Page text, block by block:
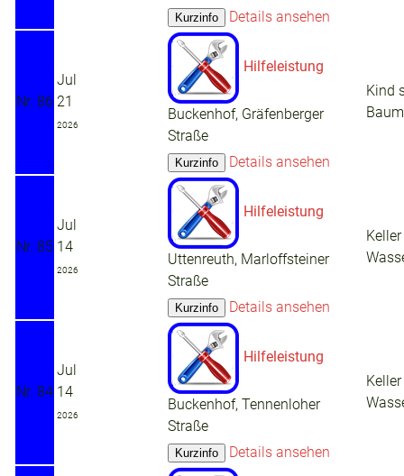
Details ansehen
Nr. 86
Jul
21
2026
Hilfeleistung
Buckenhof, Gräfenberger
Straße
Details ansehen
Kind
Nr. 85
Jul
14
2026
Hilfeleistung
Uttenreuth, Marloffsteiner
Straße
Details ansehen
Nr. 84
Jul
14
2026
Hilfeleistung
Buckenhof, Tennenloher
Straße
Details ansehen